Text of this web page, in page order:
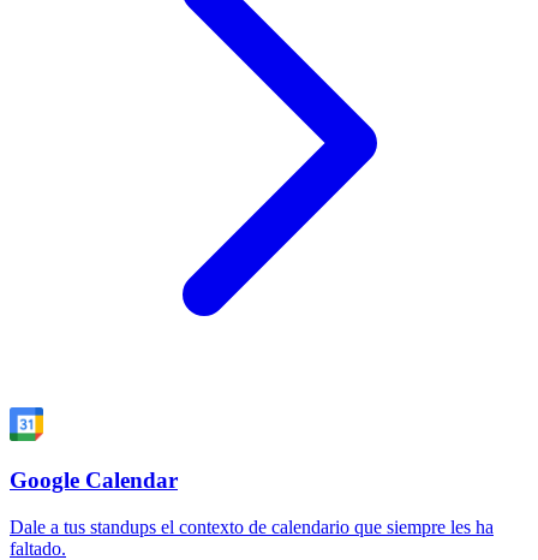
Google Calendar
Dale a tus standups el contexto de calendario que siempre les ha
faltado.